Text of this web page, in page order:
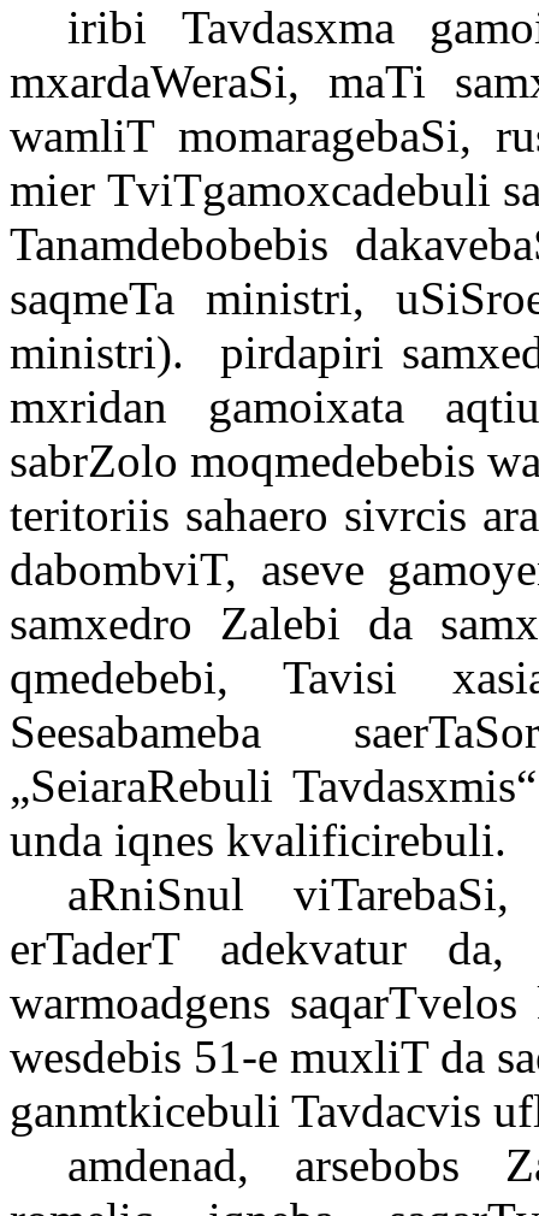
iribi Tavdasxma
mxardaWeraSi, maTi
wamliT momaragebaSi,
mier TviTgamoxcadebuli
Tanamdebobebis
saqmeTa ministri,
ministri).
pirdapiri
mxridan gamoixata
sabrZolo moqmedebebis
teritoriis sahaero sivrcis
dabombviT, aseve
samxedro Zalebi da
qmedebebi, Tavisi
Seesabameba
„SeiaraRebuli
unda iqnes kvalificirebuli.
aRniSnul
erTaderT adekvatur da,
warmoadgens
wesdebis 51-e muxliT da
ganmtkicebuli Tavdacvis
amdenad, arsebobs